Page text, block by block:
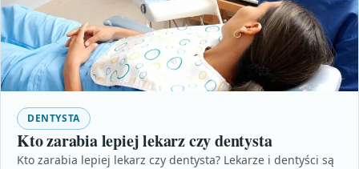
DENTYSTA
Kto zarabia lepiej lekarz czy dentysta
Kto zarabia lepiej lekarz czy dentysta? Lekarze i dentyści są